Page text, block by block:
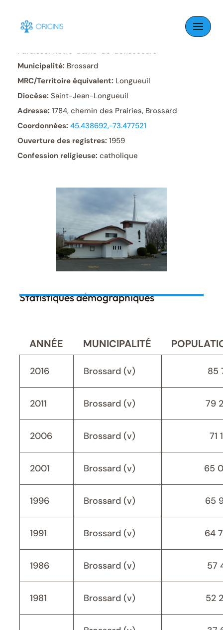
Skip
content
Paroisse: Notre-Dame-de-Bonsecours
Municipalité: Brossard
MRC/Territoire équivalent: Longueuil
Diocèse: Saint-Jean-Longueuil
Adresse: 1784, chemin des Prairies, Brossard
Coordonnées: 45.438692,-73.477521
Ouverture des registres: 1959
Confession religieuse: catholique
Statistiques démographiques
ANNÉE MUNICIPALITÉ
2016 Brossard (v) 85
2011 Brossard (v) 79
2006 Brossard (v) 71
2001 Brossard (v) 65
1996 Brossard (v) 65
1991 Brossard (v) 64
1986 Brossard (v) 57
1981 Brossard (v) 52